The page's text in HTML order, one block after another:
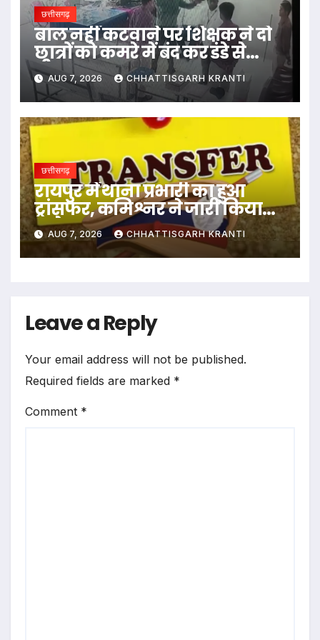
छत्तीसगढ़
बाल नहीं कटवाने पर शिक्षक ने दो
छात्रों को कमरे में बंद कर डंडे से
पीटा…
AUG 7, 2026 CHHATTISGARH KRANTI
छत्तीसगढ़
रायपुर में थाना प्रभारी का हुआ
ट्रांसफर, कमिश्नर ने जारी किया
आदेश
AUG 7, 2026 CHHATTISGARH KRANTI
Leave a Reply
Your email address will not be published.
Required fields are marked *
Comment *